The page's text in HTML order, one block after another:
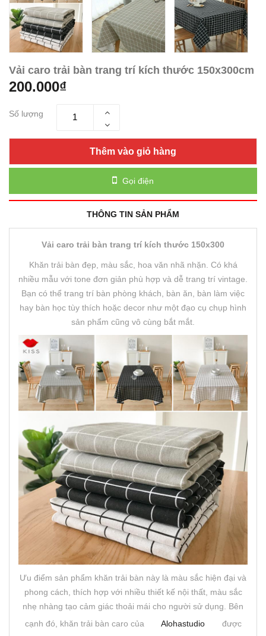
Vải caro trải bàn trang trí kích thước 150x300cm
200.000₫
Số lượng
Thêm vào giỏ hàng
Gọi điện
THÔNG TIN SẢN PHẨM
Vải caro trải bàn trang trí kích thước 150x300
Khăn trải bàn đẹp, màu sắc, hoa văn nhã nhặn. Có khá
nhiều mẫu với tone đơn giản phù hợp và dễ trang trí vintage.
Bạn có thể trang trí bàn phòng khách, bàn ăn, bàn làm việc
hay bàn học tùy thích hoặc decor như một đạo cụ chụp hình
sản phẩm cũng vô cùng bắt mắt.
Ưu điểm sản phẩm khăn trải bàn này là màu sắc hiện đại và
phong cách, thích hợp với nhiều thiết kế nội thất, màu sắc
nhẹ nhàng tạo cảm giác thoải mái cho người sử dụng. Bên
cạnh đó, khăn trải bàn caro của
Alohastudio được